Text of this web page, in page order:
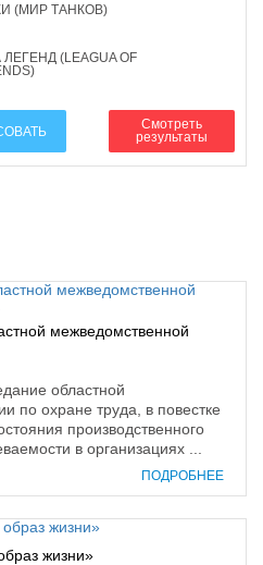
(МИР ТАНКОВ)
ЛЕГЕНД (LEAGUA OF
Смотреть
результаты
межведомственной
областной
по охране труда, в повестке
производственного
в организациях ...
ПОДРОБНЕЕ
жизни»